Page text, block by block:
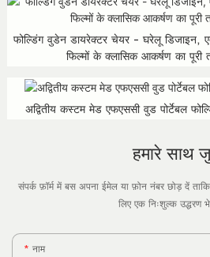
फोल्डिंग वुडेन डायरेक्टर चेयर - घरेलू डिजाइन,
फिल्मों के क्लासिक आकर्षण का
अद्वितीय कस्टम मेड एफएससी वुड पोर्टेबल
हमारे साथ
संपर्क फ़ॉर्म में बस अपना ईमेल या फ़ोन नंबर छोड़ दें
लिए एक निःशुल्क उद्धरण
नाम